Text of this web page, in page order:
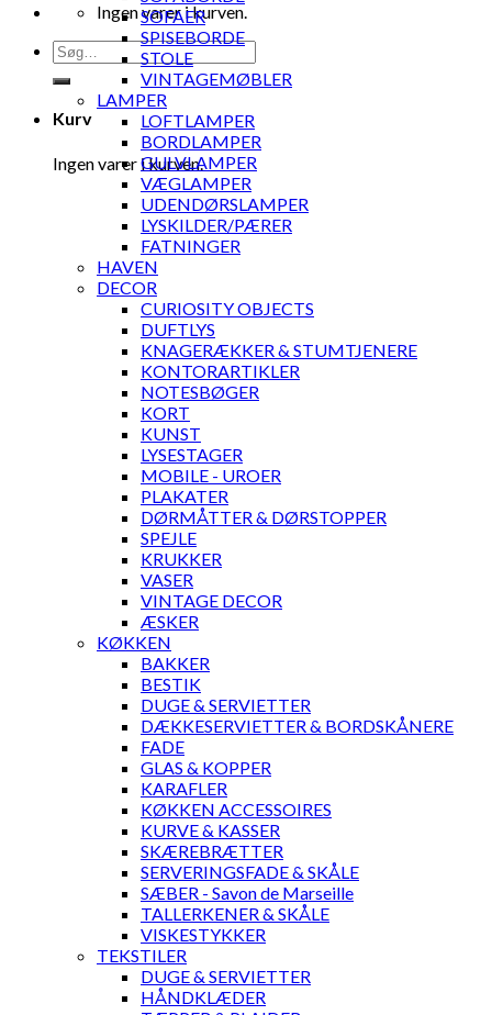
Ingen varer i kurven.
Søg
efter:
Kurv
Ingen varer i kurven.
SOFAER
SPISEBORDE
STOLE
VINTAGEMØBLER
LAMPER
LOFTLAMPER
BORDLAMPER
GULVLAMPER
VÆGLAMPER
UDENDØRSLAMPER
LYSKILDER/PÆRER
FATNINGER
HAVEN
DECOR
CURIOSITY OBJECTS
DUFTLYS
KNAGERÆKKER & STUMTJENERE
KONTORARTIKLER
NOTESBØGER
KORT
KUNST
LYSESTAGER
MOBILE - UROER
PLAKATER
DØRMÅTTER & DØRSTOPPER
SPEJLE
KRUKKER
VASER
VINTAGE DECOR
ÆSKER
KØKKEN
BAKKER
BESTIK
DUGE & SERVIETTER
DÆKKESERVIETTER & BORDSKÅNERE
FADE
GLAS & KOPPER
KARAFLER
KØKKEN ACCESSOIRES
KURVE & KASSER
SKÆREBRÆTTER
SERVERINGSFADE & SKÅLE
SÆBER - Savon de Marseille
TALLERKENER & SKÅLE
VISKESTYKKER
TEKSTILER
DUGE & SERVIETTER
HÅNDKLÆDER